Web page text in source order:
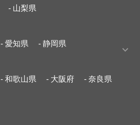
- 山梨県
- 愛知県 - 静岡県
- 和歌山県 - 大阪府
- 奈良県